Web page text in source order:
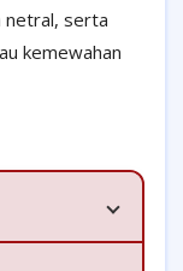
netral, serta
kemewahan